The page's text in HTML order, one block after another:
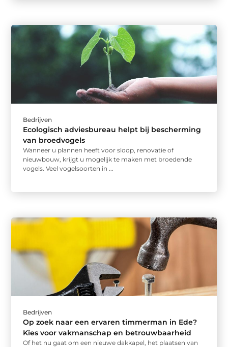
Bedrijven
Ecologisch adviesbureau helpt bij bescherming
van broedvogels
Wanneer u plannen heeft voor sloop, renovatie of
nieuwbouw, krijgt u mogelijk te maken met broedende
vogels. Veel vogelsoorten in ...
Bedrijven
Op zoek naar een ervaren timmerman in Ede?
Kies voor vakmanschap en betrouwbaarheid
Of het nu gaat om een nieuwe dakkapel, het plaatsen van